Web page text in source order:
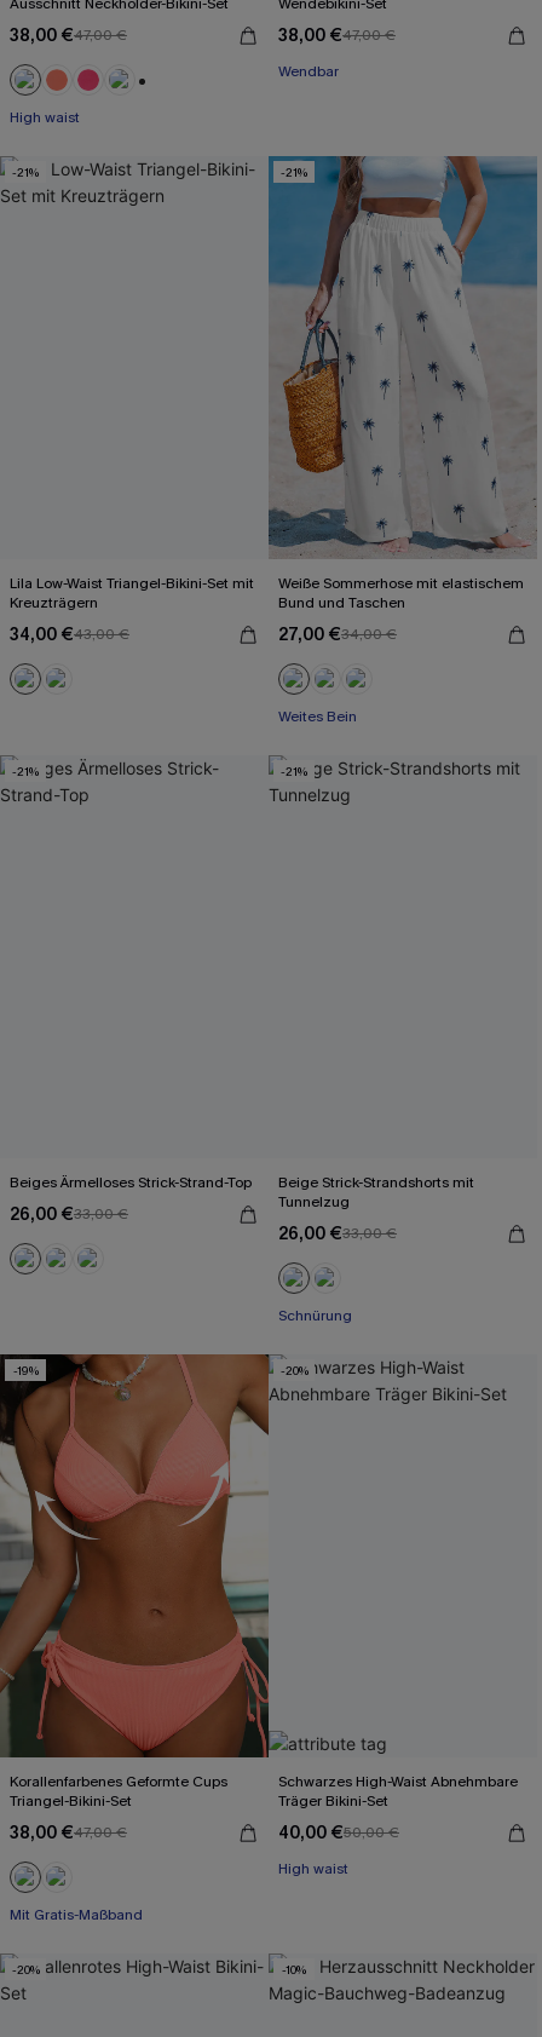
38,00 €47,00 €
High waist
38,00 €47,00 €
Wendbar
-21%
Lila Low-Waist Triangel-Bikini-Set mit
Kreuzträgern
34,00 €43,00 €
-21%
Weiße Sommerhose mit elastischem
Bund und Taschen
27,00 €34,00 €
Weites Bein
-21%
Beiges Ärmelloses Strick-Strand-Top
26,00 €33,00 €
-21%
Beige Strick-Strandshorts mit
Tunnelzug
26,00 €33,00 €
Schnürung
-19%
Korallenfarbenes Geformte Cups
Triangel-Bikini-Set
38,00 €47,00 €
Mit Gratis-Maßband
-20%
Schwarzes High-Waist Abnehmbare
Träger Bikini-Set
40,00 €50,00 €
High waist
-20% -10%